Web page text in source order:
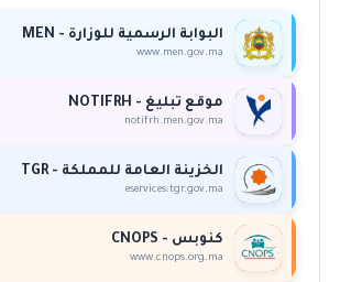
البوابة الرسمية للوزارة - MEN
www.men.gov.ma
موقع تبليغ - NOTIFRH
notifrh.men.gov.ma
الخزينة العامة للمملكة - TGR
eservices.tgr.gov.ma
كنوبس - CNOPS
www.cnops.org.ma